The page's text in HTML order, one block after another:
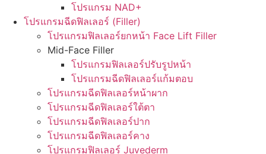
โปรแกรม NAD+
โปรแกรมฉีดฟิลเลอร์ (Filler)
โปรแกรมฟิลเลอร์ยกหน้า Face Lift Filler
Mid-Face Filler
โปรแกรมฟิลเลอร์ปรับรูปหน้า
โปรแกรมฉีดฟิลเลอร์แก้มตอบ
โปรแกรมฉีดฟิลเลอร์หน้าผาก
โปรแกรมฉีดฟิลเลอร์ใต้ตา
โปรแกรมฉีดฟิลเลอร์ปาก
โปรแกรมฉีดฟิลเลอร์คาง
โปรแกรมฟิลเลอร์ Juvederm